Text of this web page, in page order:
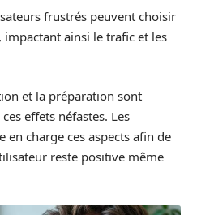
frustrés peuvent choisir
impactant ainsi le trafic et les
et la préparation sont
effets néfastes. Les
charge ces aspects afin de
reste positive même